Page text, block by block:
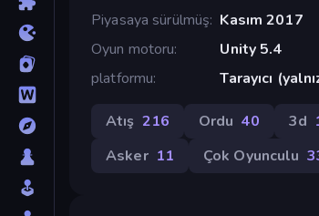
Piyasaya sürülmüş Kasım 2017
Oyun motoru
Unity 5.4
platformu
Tarayıcı
Atış 216 Ordu 40 3d
Asker 11 Çok Oyunculu